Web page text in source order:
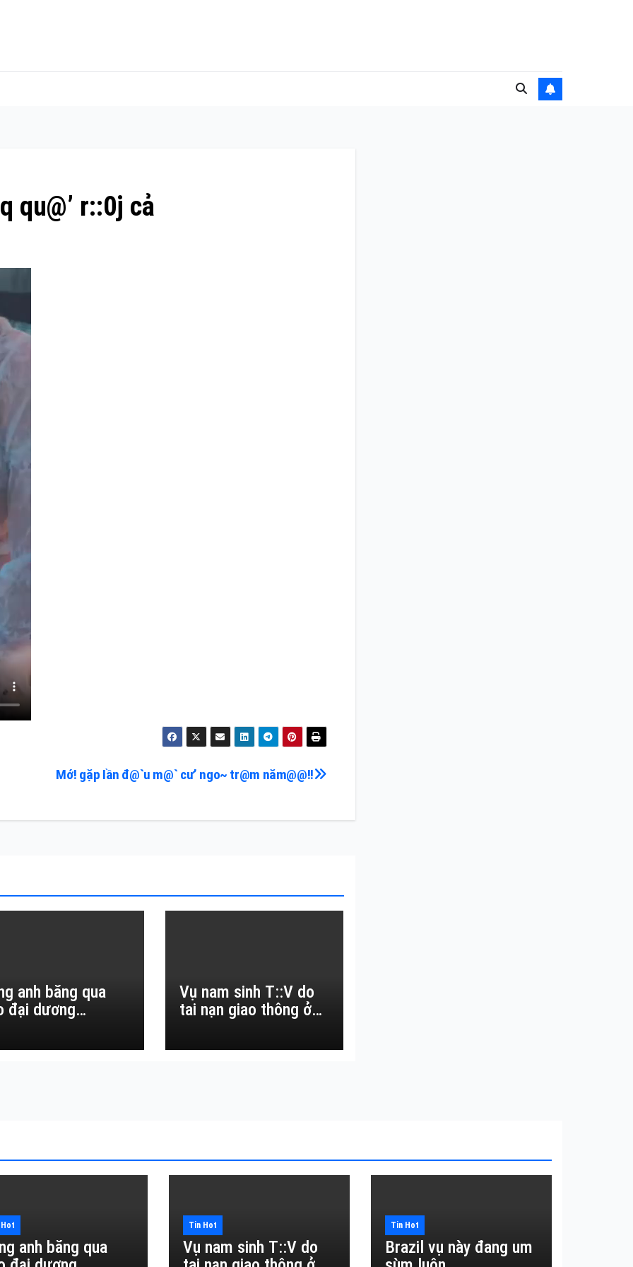
qu@’ r::0j cả
Mớ! gặp Iần đ@`u m@` cư’ ngo~ tr@m năm@@!!
anh băng qua
đại dương…
Vụ nam sinh T::V do
tai nạn giao thông ở
anh băng qua
Tin Hot
Vụ nam sinh T::V do
Tin Hot
Brazil vụ này đang um